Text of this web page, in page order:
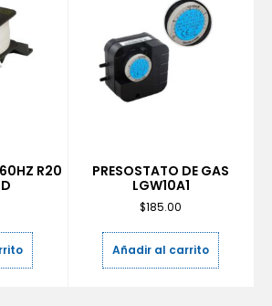
R20
PRESOSTATO DE GAS
LGW10A1
$185.00
Añadir al carrito